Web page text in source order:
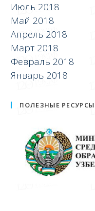
Июль 2018
Май 2018
Апрель 2018
Март 2018
Февраль 2018
Январь 2018
ПОЛЕЗНЫЕ РЕСУРСЫ